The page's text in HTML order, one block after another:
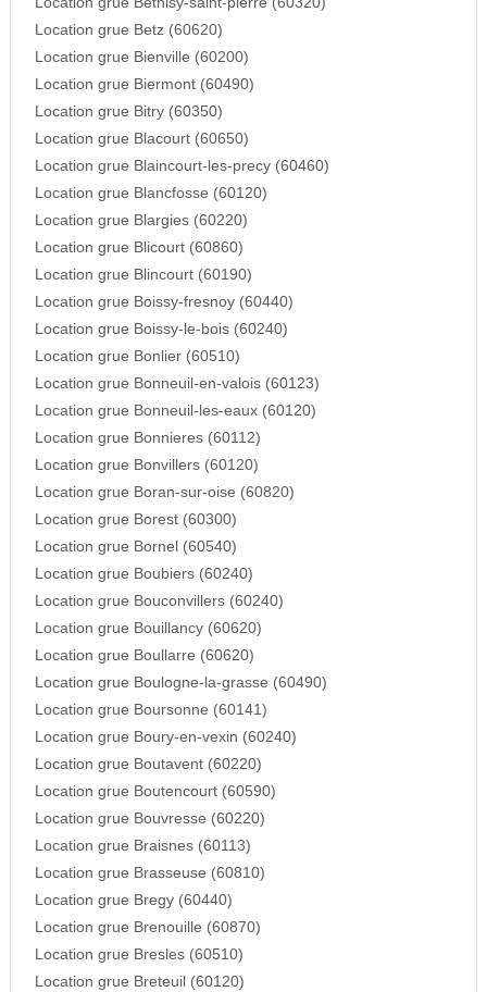
Location grue Betz (60620)
Location grue Bienville (60200)
Location grue Biermont (60490)
Location grue Bitry (60350)
Location grue Blacourt (60650)
Location grue Blaincourt-les-precy (60460)
Location grue Blancfosse (60120)
Location grue Blargies (60220)
Location grue Blicourt (60860)
Location grue Blincourt (60190)
Location grue Boissy-fresnoy (60440)
Location grue Boissy-le-bois (60240)
Location grue Bonlier (60510)
Location grue Bonneuil-en-valois (60123)
Location grue Bonneuil-les-eaux (60120)
Location grue Bonnieres (60112)
Location grue Bonvillers (60120)
Location grue Boran-sur-oise (60820)
Location grue Borest (60300)
Location grue Bornel (60540)
Location grue Boubiers (60240)
Location grue Bouconvillers (60240)
Location grue Bouillancy (60620)
Location grue Boullarre (60620)
Location grue Boulogne-la-grasse (60490)
Location grue Boursonne (60141)
Location grue Boury-en-vexin (60240)
Location grue Boutavent (60220)
Location grue Boutencourt (60590)
Location grue Bouvresse (60220)
Location grue Braisnes (60113)
Location grue Brasseuse (60810)
Location grue Bregy (60440)
Location grue Brenouille (60870)
Location grue Bresles (60510)
Location grue Breteuil (60120)